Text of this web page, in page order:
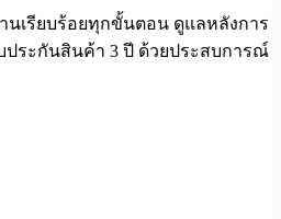
เรียบร้อยทุกขั้นตอน ดูแลหลังการ
ประกันสินค้า 3 ปี ด้วยประสบการณ์